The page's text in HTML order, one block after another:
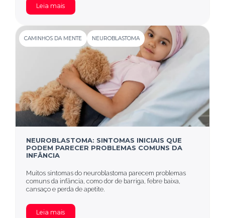
Leia mais
CAMINHOS DA MENTE NEUROBLASTOMA
NEUROBLASTOMA: SINTOMAS INICIAIS QUE
PODEM PARECER PROBLEMAS COMUNS DA
INFÂNCIA
Muitos sintomas do neuroblastoma parecem problemas
comuns da infância, como dor de barriga, febre baixa,
cansaço e perda de apetite.
Leia mais